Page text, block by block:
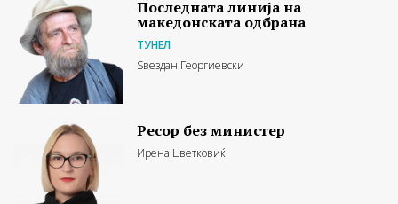
Последната линија на
македонската одбрана
ТУНЕЛ
Ѕвездан Георгиевски
Ресор без министер
Ирена Цветковиќ